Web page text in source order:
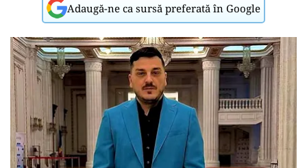
Adaugă-ne ca sursă preferată în Google